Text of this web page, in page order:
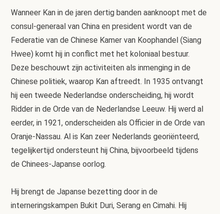
Wanneer Kan in de jaren dertig banden aanknoopt met de
consul-generaal van China en president wordt van de
Federatie van de Chinese Kamer van Koophandel (Siang
Hwee) komt hij in conflict met het koloniaal bestuur.
Deze beschouwt zijn activiteiten als inmenging in de
Chinese politiek, waarop Kan aftreedt. In 1935 ontvangt
hij een tweede Nederlandse onderscheiding, hij wordt
Ridder in de Orde van de Nederlandse Leeuw. Hij werd al
eerder, in 1921, onderscheiden als Officier in de Orde van
Oranje-Nassau. Al is Kan zeer Nederlands georiënteerd,
tegelijkertijd ondersteunt hij China, bijvoorbeeld tijdens
de Chinees-Japanse oorlog.
Hij brengt de Japanse bezetting door in de
interneringskampen Bukit Duri, Serang en Cimahi. Hij